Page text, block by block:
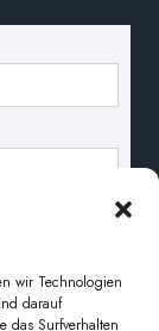
wir Technologien
darauf
das Surfverhalten